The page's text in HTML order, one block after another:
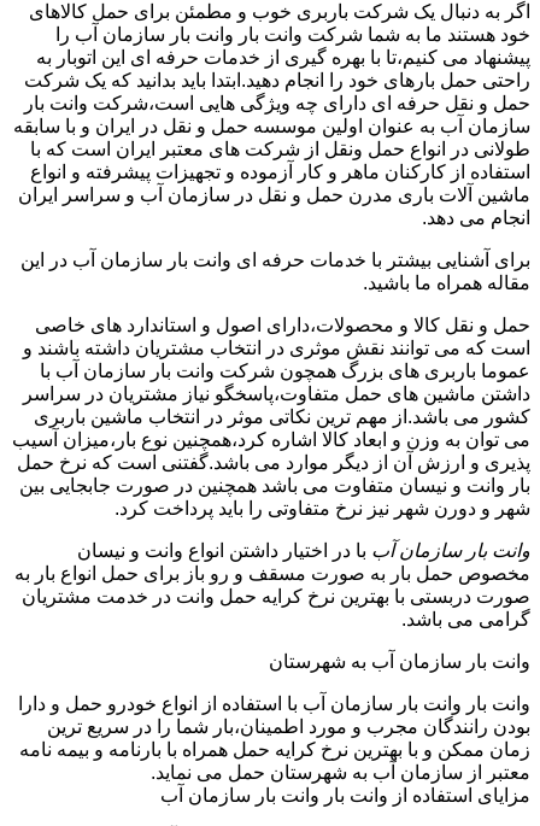
اگر به دنبال یک شرکت باربری خوب و مطمئن برای حمل کالاهای
خود هستند ما به شما شرکت وانت بار وانت بار سازمان آب را
پیشنهاد می کنیم،تا با بهره گیری از خدمات حرفه ای این اتوبار به
راحتی حمل بارهای خود را انجام دهید.ابتدا باید بدانید که یک شرکت
حمل و نقل حرفه ای دارای چه ویژگی هایی است،شرکت وانت بار
سازمان آب به عنوان اولین موسسه حمل و نقل در ایران و با سابقه
طولانی در انواع حمل ونقل از شرکت های معتبر ایران است که با
استفاده از کارکنان ماهر و کار آزموده و تجهیزات پیشرفته و انواع
ماشین آلات باری مدرن حمل و نقل در سازمان آب و سراسر ایران
انجام می دهد.
برای آشنایی بیشتر با خدمات حرفه ای وانت بار سازمان آب در این
مقاله همراه ما باشید.
حمل و نقل کالا و محصولات،دارای اصول و استاندارد های خاصی
است که می توانند نقش موثری در انتخاب مشتریان داشته باشند و
عموما باربری های بزرگ همچون شرکت وانت بار سازمان آب با
داشتن ماشین های حمل متفاوت،پاسخگو نیاز مشتریان در سراسر
کشور می باشد.از مهم ترین نکاتی موثر در انتخاب ماشین باربری
می توان به وزن و ابعاد کالا اشاره کرد،همچنین نوع بار،میزان آسیب
پذیری و ارزش آن از دیگر موارد می باشد.گفتنی است که نرخ حمل
بار وانت و نیسان متفاوت می باشد همچنین در صورت جابجایی بین
شهر و دورن شهر نیز نرخ متفاوتی را باید پرداخت کرد.
وانت بار سازمان آب با در اختیار داشتن انواع وانت و نیسان
مخصوص حمل بار به صورت مسقف و رو باز برای حمل انواع بار به
صورت دربستی با بهترین نرخ کرایه حمل وانت در خدمت مشتریان
گرامی می باشد.
وانت بار سازمان آب به شهرستان
وانت بار وانت بار سازمان آب با استفاده از انواع خودرو حمل و دارا
بودن رانندگان مجرب و مورد اطمینان،بار شما را در سریع ترین
زمان ممکن و با بهترین نرخ کرایه حمل همراه با بارنامه و بیمه نامه
معتبر از سازمان آب به شهرستان حمل می نماید.
مزایای استفاده از وانت بار وانت بار سازمان آب